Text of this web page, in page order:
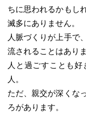
ちに思われるかもし
滅多にありません。
人脈づくりが上手で
流されることはあり
人と過ごすことも
人。
ただ、親交が深くな
ろがあります。